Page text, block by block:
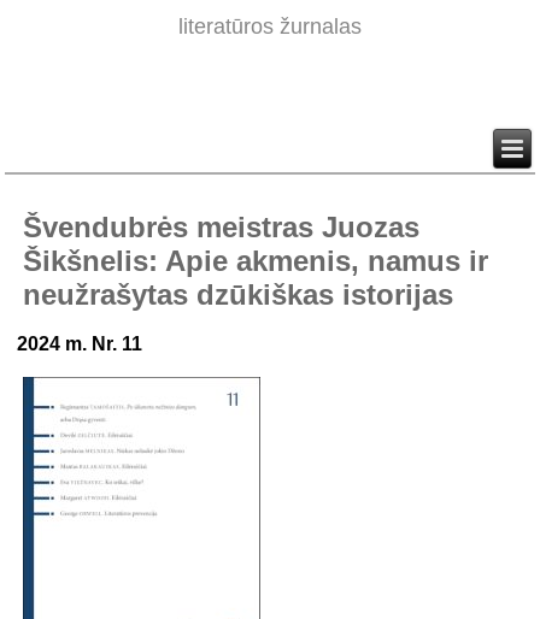
literatūros žurnalas
Švendubrės meistras Juozas
Šikšnelis: Apie akmenis, namus ir
neužrašytas dzūkiškas istorijas
2024 m. Nr. 11